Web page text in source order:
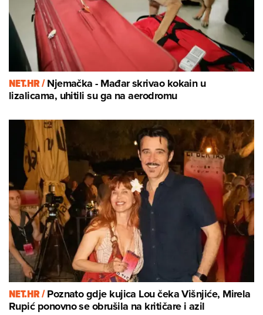
NET.HR /Njemačka - Mađar skrivao kokain u
lizalicama, uhitili su ga na aerodromu
NET.HR /Poznato gdje kujica Lou čeka Višnjiće, Mirela
Rupić ponovno se obrušila na kritičare i azil